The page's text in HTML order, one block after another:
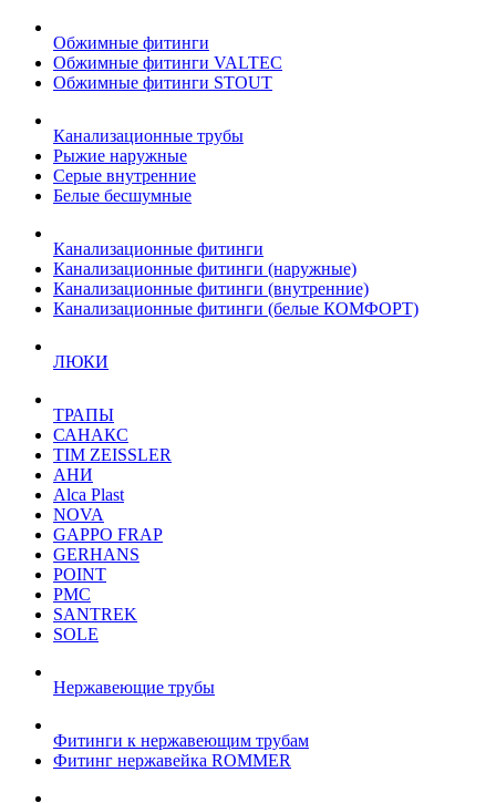
Обжимные фитинги
Обжимные фитинги VALTEC
Обжимные фитинги STOUT
Канализационные трубы
Рыжие наружные
Серые внутренние
Белые бесшумные
Канализационные фитинги
Канализационные фитинги (наружные)
Канализационные фитинги (внутренние)
Канализационные фитинги (белые КОМФОРТ)
ЛЮКИ
ТРАПЫ
САНАКС
TIM ZEISSLER
АНИ
Alca Plast
NOVA
GAPPO FRAP
GERHANS
POINT
РМС
SANTREK
SOLE
Нержавеющие трубы
Фитинги к нержавеющим трубам
Фитинг нержавейка ROMMER